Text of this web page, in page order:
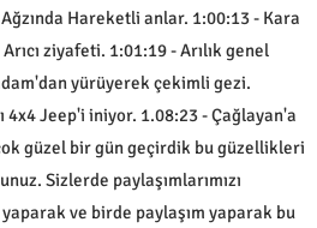
Hareketli anlar. 1:00:13 - Kara
ziyafeti. 1:01:19 - Arılık genel
yürüyerek çekimli gezi.
4x4 Jeep'i iniyor. 1.08:23 - Çağlayan'a
güzel bir gün geçirdik bu güzellikleri
Sizlerde paylaşımlarımızı
ve birde paylaşım yaparak bu